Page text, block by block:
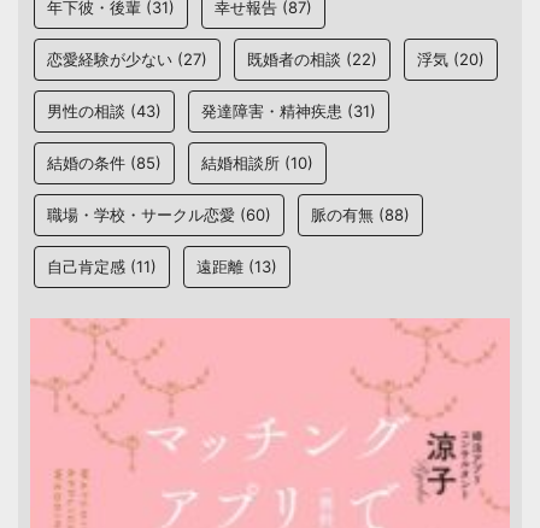
年下彼・後輩 (31) 幸せ報告 (87)
恋愛経験が少ない (27) 既婚者の相談 (22) 浮気 (20)
男性の相談 (43) 発達障害・精神疾患 (31)
結婚の条件 (85) 結婚相談所 (10)
職場・学校・サークル恋愛 (60) 脈の有無 (88)
自己肯定感 (11) 遠距離 (13)